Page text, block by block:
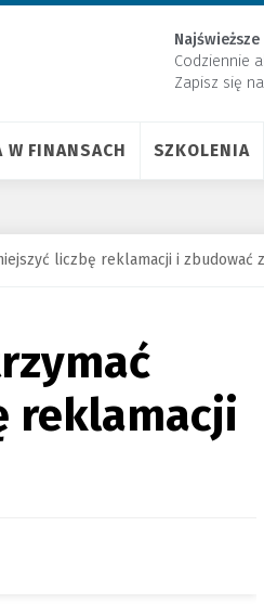
Codziennie
Zapisz się
W FINANSACH SZKOLENIA
liczbę reklamacji i zbudować
reklamacji